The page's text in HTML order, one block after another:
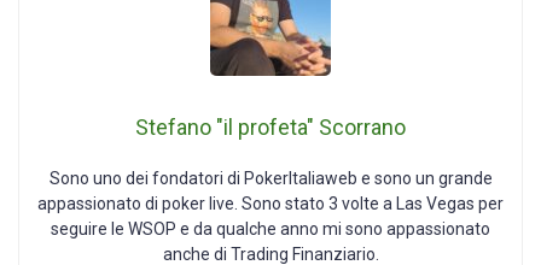
Stefano "il profeta" Scorrano
Sono uno dei fondatori di PokerItaliaweb e sono un grande
appassionato di poker live. Sono stato 3 volte a Las Vegas per
seguire le WSOP e da qualche anno mi sono appassionato
anche di Trading Finanziario.